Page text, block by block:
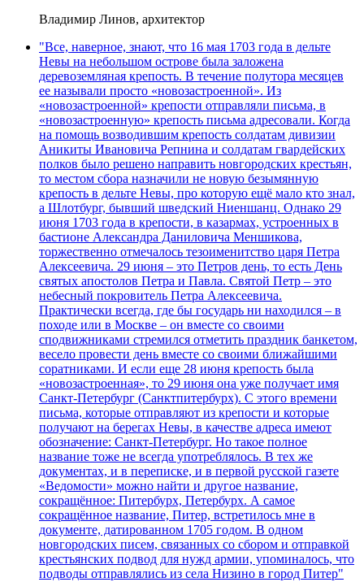
Владимир Линов, архитектор
"Все, наверное, знают, что 16 мая 1703 года в дельте
Невы на небольшом острове была заложена
деревоземляная крепость. В течение полутора месяцев
ее называли просто «новозастроенной». Из
«новозастроенной» крепости отправляли письма, в
«новозастроенную» крепость письма адресовали. Когда
на помощь возводившим крепость солдатам дивизии
Аникиты Ивановича Репнина и солдатам гвардейских
полков было решено направить новгородских крестьян,
то местом сбора назначили не новую безымянную
крепость в дельте Невы, про которую ещё мало кто знал,
а Шлотбург, бывший шведский Ниеншанц. Однако 29
июня 1703 года в крепости, в казармах, устроенных в
бастионе Александра Даниловича Меншикова,
торжественно отмечалось тезоименитство царя Петра
Алексеевича. 29 июня – это Петров день, то есть День
святых апостолов Петра и Павла. Святой Петр – это
небесный покровитель Петра Алексеевича.
Практически всегда, где бы государь ни находился – в
походе или в Москве – он вместе со своими
сподвижниками стремился отметить праздник банкетом,
весело провести день вместе со своими ближайшими
соратниками. И если еще 28 июня крепость была
«новозастроенная», то 29 июня она уже получает имя
Санкт-Петербург (Санктпитербурх). С этого времени
письма, которые отправляют из крепости и которые
получают на берегах Невы, в качестве адреса имеют
обозначение: Санкт-Петербург. Но такое полное
название тоже не всегда употреблялось. В тех же
документах, и в переписке, и в первой русской газете
«Ведомости» можно найти и другое название,
сокращённое: Питербурх, Петербурх. А самое
сокращённое название, Питер, встретилось мне в
документе, датированном 1705 годом. В одном
новгородских писем, связанных со сбором и отправкой
крестьянских подвод для нужд армии, упоминалось, что
подводы отправлялись из села Низино в город Питер"